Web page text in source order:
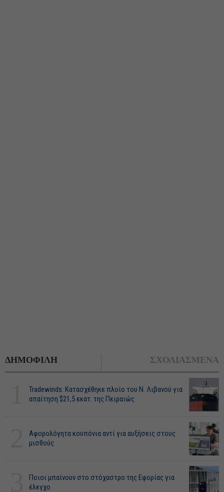
ΔΗΜΟΦΙΛΗ ΣΧΟΛΙΑΣΜΕΝΑ
Tradewinds: Κατασχέθηκε πλοίο του Ν. Λιβανού για
απαίτηση $21,5 εκατ. της Πειραιώς
Αφορολόγητα κουπόνια αντί για αυξήσεις στους
μισθούς
Ποιοι μπαίνουν στο στόχαστρο της Εφορίας για
έλεγχο